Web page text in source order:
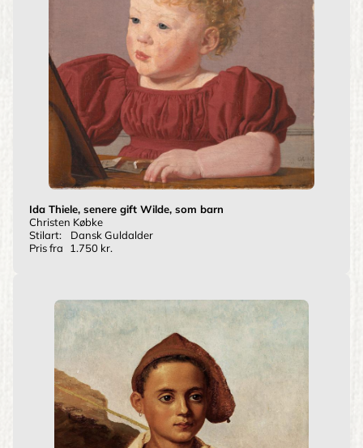
Ida Thiele, senere gift Wilde, som barn
Christen Købke
Stilart:
Dansk Guldalder
Pris fra
1.750 kr.